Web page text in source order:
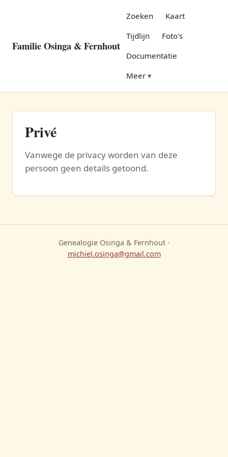
Familie Osinga & Fernhout
Zoeken
Kaart
Tijdlijn
Foto's
Documentatie
Meer
Privé
Vanwege de privacy worden van deze
persoon geen details getoond.
Genealogie Osinga & Fernhout ·
michiel.osinga@gmail.com